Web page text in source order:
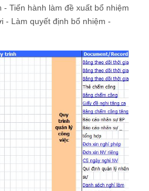
- Tiến hành làm đề xuất bổ nhiệm
- Làm quyết định bổ nhiệm -